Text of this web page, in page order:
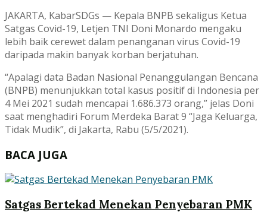
JAKARTA, KabarSDGs — Kepala BNPB sekaligus Ketua
Satgas Covid-19, Letjen TNI Doni Monardo mengaku
lebih baik cerewet dalam penanganan virus Covid-19
daripada makin banyak korban berjatuhan.
“Apalagi data Badan Nasional Penanggulangan Bencana
(BNPB) menunjukkan total kasus positif di Indonesia per
4 Mei 2021 sudah mencapai 1.686.373 orang,” jelas Doni
saat menghadiri Forum Merdeka Barat 9 “Jaga Keluarga,
Tidak Mudik”, di Jakarta, Rabu (5/5/2021).
BACA JUGA
Satgas Bertekad Menekan Penyebaran PMK